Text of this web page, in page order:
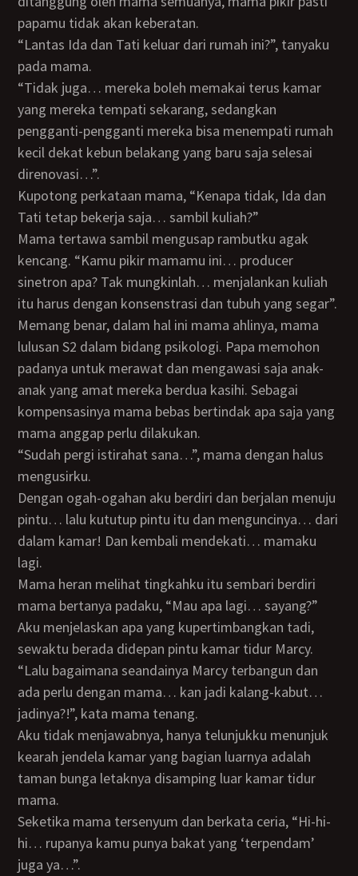
papamu tidak akan keberatan.
“Lantas Ida dan Tati keluar dari rumah ini?”, tanyaku
pada mama.
“Tidak juga… mereka boleh memakai terus kamar
yang mereka tempati sekarang, sedangkan
pengganti-pengganti mereka bisa menempati rumah
kecil dekat kebun belakang yang baru saja selesai
direnovasi…”.
Kupotong perkataan mama, “Kenapa tidak, Ida dan
Tati tetap bekerja saja… sambil kuliah?”
Mama tertawa sambil mengusap rambutku agak
kencang. “Kamu pikir mamamu ini… producer
sinetron apa? Tak mungkinlah… menjalankan kuliah
itu harus dengan konsenstrasi dan tubuh yang segar”.
Memang benar, dalam hal ini mama ahlinya, mama
lulusan S2 dalam bidang psikologi. Papa memohon
padanya untuk merawat dan mengawasi saja anak-
anak yang amat mereka berdua kasihi. Sebagai
kompensasinya mama bebas bertindak apa saja yang
mama anggap perlu dilakukan.
“Sudah pergi istirahat sana…”, mama dengan halus
mengusirku.
Dengan ogah-ogahan aku berdiri dan berjalan menuju
pintu… lalu kututup pintu itu dan menguncinya… dari
dalam kamar! Dan kembali mendekati… mamaku
lagi.
Mama heran melihat tingkahku itu sembari berdiri
mama bertanya padaku, “Mau apa lagi… sayang?”
Aku menjelaskan apa yang kupertimbangkan tadi,
sewaktu berada didepan pintu kamar tidur Marcy.
“Lalu bagaimana seandainya Marcy terbangun dan
ada perlu dengan mama… kan jadi kalang-kabut…
jadinya?!”, kata mama tenang.
Aku tidak menjawabnya, hanya telunjukku menunjuk
kearah jendela kamar yang bagian luarnya adalah
taman bunga letaknya disamping luar kamar tidur
mama.
Seketika mama tersenyum dan berkata ceria, “Hi-hi-
hi… rupanya kamu punya bakat yang ‘terpendam’
juga ya…”.